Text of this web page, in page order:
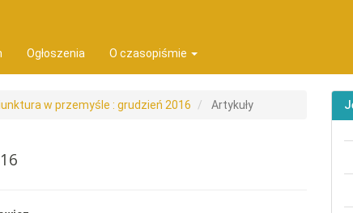
Ogłoszenia O czasopiśmie
w przemyśle : grudzień 2016 Artykuły